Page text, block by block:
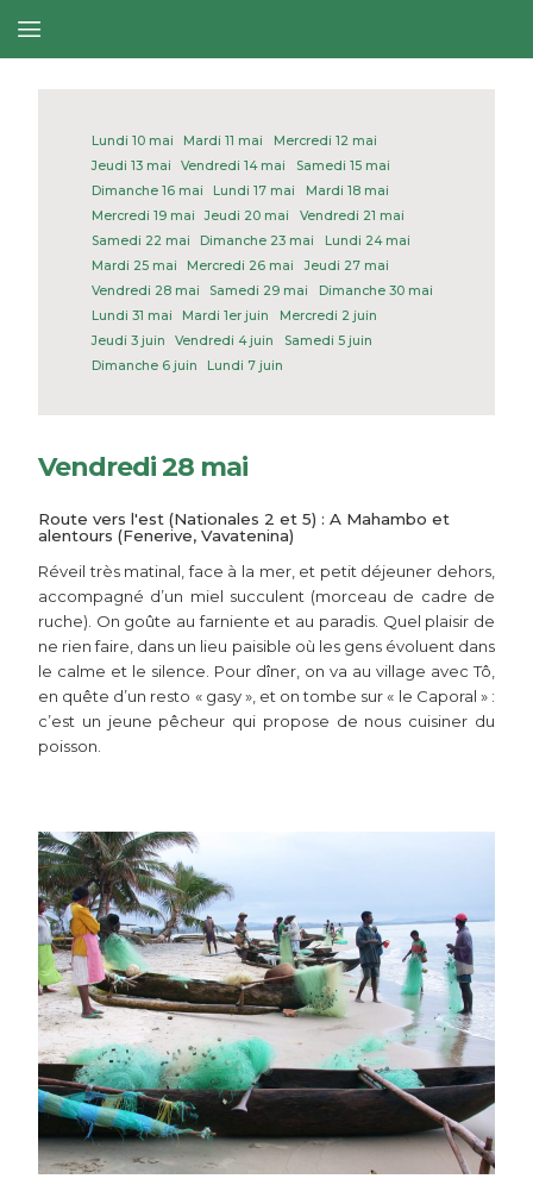
Lundi 10 mai Mardi 11 mai
Mercredi 12 mai
Jeudi 13 mai
Vendredi 14 mai
Samedi 15 mai
Dimanche 16 mai
Lundi 17 mai
Mardi 18 mai
Mercredi 19 mai
Jeudi 20 mai
Vendredi 21 mai
Samedi 22 mai
Dimanche 23 mai
Lundi 24 mai
Mardi 25 mai
Mercredi 26 mai
Jeudi 27 mai
Vendredi 28 mai
Samedi 29 mai
Dimanche 30 mai
Lundi 31 mai
Mardi 1er juin
Mercredi 2 juin
Jeudi 3 juin
Vendredi 4 juin
Samedi 5 juin
Dimanche 6 juin
Lundi 7 juin
Vendredi 28 mai
Route vers l'est (Nationales 2 et 5) : A Mahambo et
alentours (Fenerive, Vavatenina)
Réveil très matinal, face à la mer, et petit déjeuner dehors,
accompagné d’un miel succulent (morceau de cadre de
ruche). On goûte au farniente et au paradis. Quel plaisir de
ne rien faire, dans un lieu paisible où les gens évoluent dans
le calme et le silence. Pour dîner, on va au village avec Tô,
en quête d’un resto « gasy », et on tombe sur « le Caporal » :
c’est un jeune pêcheur qui propose de nous cuisiner du
poisson.